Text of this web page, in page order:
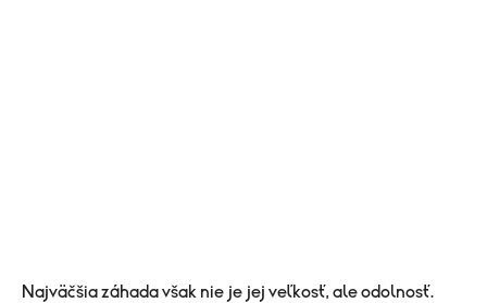
Najväčšia záhada však nie je jej veľkosť, ale odolnosť.